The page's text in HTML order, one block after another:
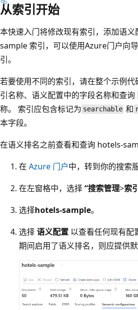
从索引开始
本快速入门将修改现有索引，添加语
sample 索引，可以使用Azure门户向
引。
若要使用不同的索引，请在整个示例
引名称、语义配置中的字段名称和查询
称。 索引应包含标记为 searchable 和
本字段。
在语义排名之前查看和查询 hotels-
在 Azure 门户中，转到你的搜索
在左窗格中，选择“搜索管理>索
选择hotels-sample。
选择语义配置 以查看任何现有配
期间启用了语义排名，则应提供默